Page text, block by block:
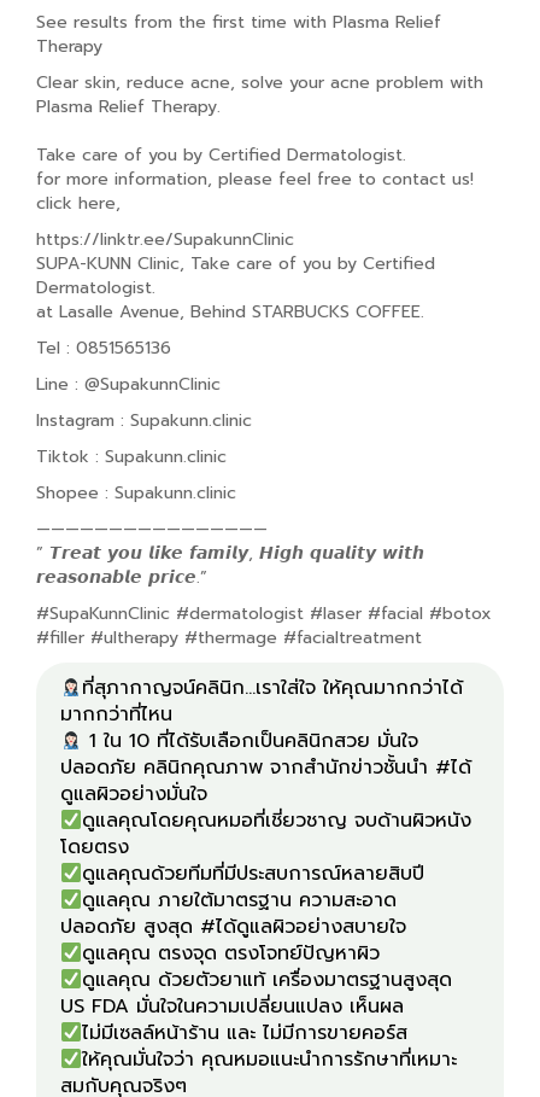
See results from the first time with Plasma Relief
Therapy
Clear skin, reduce acne, solve your acne problem with
Plasma Relief Therapy.
Take care of you by Certified Dermatologist.
for more information, please feel free to contact us!
click here,
https://linktr.ee/SupakunnClinic
SUPA-KUNN Clinic, Take care of you by Certified
Dermatologist.
at Lasalle Avenue, Behind STARBUCKS COFFEE.
Tel : 0851565136
Line : @SupakunnClinic
Instagram : Supakunn.clinic
Tiktok : Supakunn.clinic
Shopee : Supakunn.clinic
————————————————
” 𝙏𝙧𝙚𝙖𝙩 𝙮𝙤𝙪 𝙡𝙞𝙠𝙚 𝙛𝙖𝙢𝙞𝙡𝙮, 𝙃𝙞𝙜𝙝 𝙦𝙪𝙖𝙡𝙞𝙩𝙮 𝙬𝙞𝙩𝙝
𝙧𝙚𝙖𝙨𝙤𝙣𝙖𝙗𝙡𝙚 𝙥𝙧𝙞𝙘𝙚.”
#SupaKunnClinic #dermatologist #laser #facial #botox
#filler #ultherapy #thermage #facialtreatment
ที่สุภากาญจน์คลินิก...เราใส่ใจ ให้คุณมากกว่าได้
1 ใน 10 ที่ได้รับเลือกเป็นคลินิกสวย มั่นใจ
ปลอดภัย คลินิกคุณภาพ จากสำนักข่าวชั้นนำ #ได้
ดูแลคุณโดยคุณหมอที่เชี่ยวชาญ จบด้านผิวหนัง
ดูแลคุณ ภายใต้มาตรฐาน ความสะอาด
ดูแลคุณ ด้วยตัวยาแท้ เครื่องมาตรฐานสูงสุด
ให้คุณมั่นใจว่า คุณหมอแนะนำการรักษาที่เหมาะ